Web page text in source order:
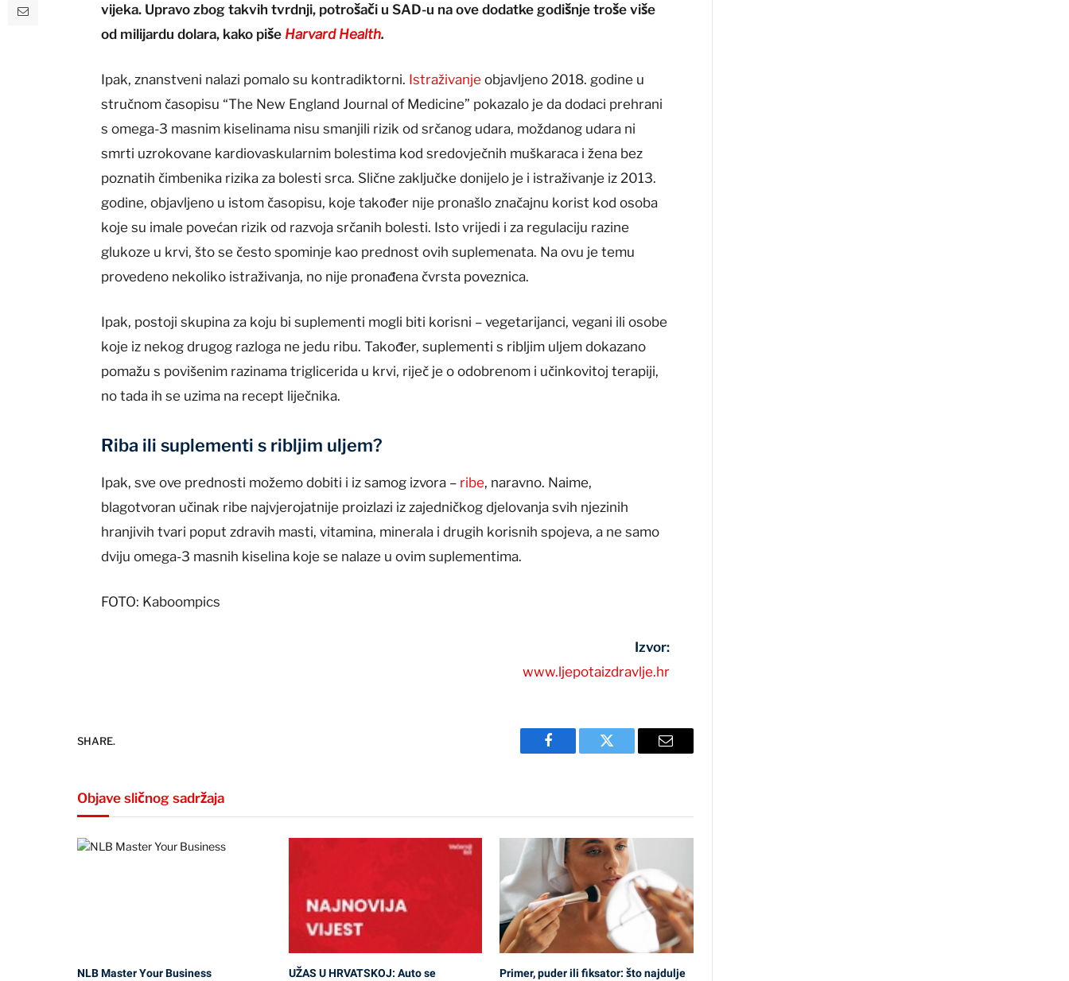
vijeka. Upravo zbog takvih tvrdnji, potrošači u SAD-u na ove dodatke godišnje troše više
od milijardu dolara, kako piše Harvard Health.
Ipak, znanstveni nalazi pomalo su kontradiktorni. Istraživanje objavljeno 2018. godine u
stručnom časopisu “The New England Journal of Medicine” pokazalo je da dodaci prehrani
s omega-3 masnim kiselinama nisu smanjili rizik od srčanog udara, moždanog udara ni
smrti uzrokovane kardiovaskularnim bolestima kod sredovječnih muškaraca i žena bez
poznatih čimbenika rizika za bolesti srca. Slične zaključke donijelo je i istraživanje iz 2013.
godine, objavljeno u istom časopisu, koje također nije pronašlo značajnu korist kod osoba
koje su imale povećan rizik od razvoja srčanih bolesti. Isto vrijedi i za regulaciju razine
glukoze u krvi, što se često spominje kao prednost ovih suplemenata. Na ovu je temu
provedeno nekoliko istraživanja, no nije pronađena čvrsta poveznica.
Ipak, postoji skupina za koju bi suplementi mogli biti korisni – vegetarijanci, vegani ili osobe
koje iz nekog drugog razloga ne jedu ribu. Također, suplementi s ribljim uljem dokazano
pomažu s povišenim razinama triglicerida u krvi, riječ je o odobrenom i učinkovitoj terapiji,
no tada ih se uzima na recept liječnika.
Riba ili suplementi s ribljim uljem?
Ipak, sve ove prednosti možemo dobiti i iz samog izvora – ribe, naravno. Naime,
blagotvoran učinak ribe najvjerojatnije proizlazi iz zajedničkog djelovanja svih njezinih
hranjivih tvari poput zdravih masti, vitamina, minerala i drugih korisnih spojeva, a ne samo
dviju omega-3 masnih kiselina koje se nalaze u ovim suplementima.
FOTO: Kaboompics
Izvor:
www.ljepotaizdravlje.hr
SHARE.
Facebook Twitter Email
Objave sličnog sadržaja
NLB Master Your Business
UŽAS U HRVATSKOJ: Auto se
Primer, puder ili fiksator: što najdulje